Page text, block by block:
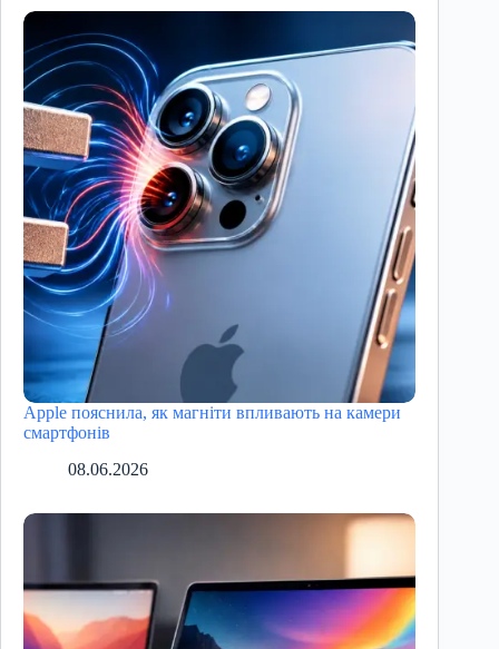
Apple пояснила, як магніти впливають на камери
смартфонів
08.06.2026